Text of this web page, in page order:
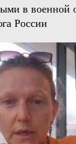
в военной
России